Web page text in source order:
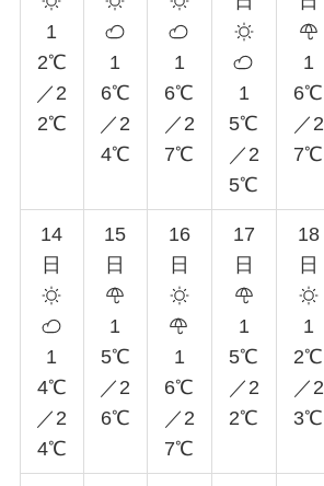
1
2℃
／2
2℃
1
6℃
／2
4℃
1
6℃
／2
7℃
1
5℃
／2
5℃
1
6℃
／2
7℃
14
日
1
4℃
／2
4℃
15
日
1
5℃
／2
6℃
16
日
1
6℃
／2
7℃
17
日
1
5℃
／2
2℃
18
日
1
2℃
／2
3℃